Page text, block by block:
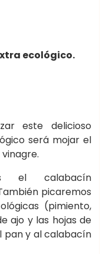
ecológico.
este delicioso
será mojar el
el calabacín
picaremos
(pimiento,
ajo y las hojas de
pan y al calabacín